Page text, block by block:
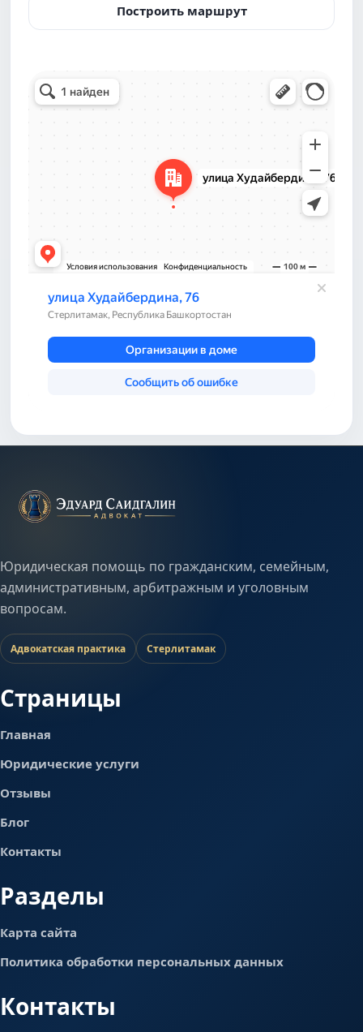
Построить маршрут
Юридическая помощь по гражданским, семейным,
административным, арбитражным и уголовным
вопросам.
Адвокатская практика Стерлитамак
Страницы
Главная
Юридические услуги
Отзывы
Блог
Контакты
Разделы
Карта сайта
Политика обработки персональных данных
Контакты